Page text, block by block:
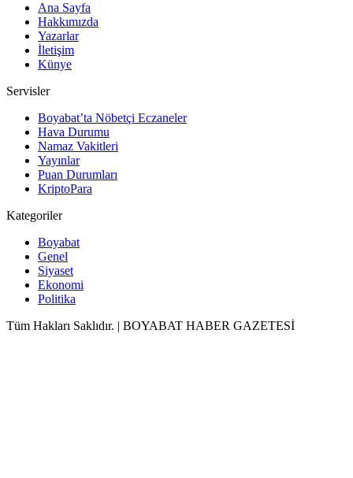
Ana Sayfa
Hakkımızda
Yazarlar
İletişim
Künye
Servisler
Boyabat’ta Nöbetçi Eczaneler
Hava Durumu
Namaz Vakitleri
Yayınlar
Puan Durumları
KriptoPara
Kategoriler
Boyabat
Genel
Siyaset
Ekonomi
Politika
Tüm Hakları Saklıdır. | BOYABAT HABER GAZETESİ